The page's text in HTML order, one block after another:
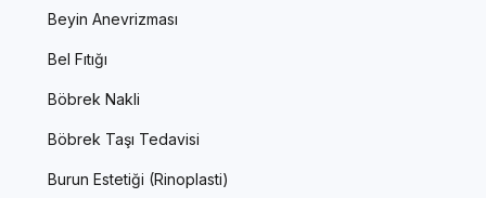
Beyin Anevrizması
Bel Fıtığı
Böbrek Nakli
Böbrek Taşı Tedavisi
Burun Estetiği (Rinoplasti)